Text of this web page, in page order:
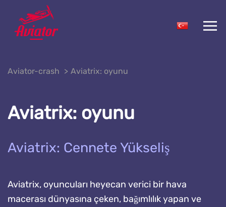
Aviator-crash Aviatrix: oyunu
Aviatrix: oyunu
Aviatrix: Cennete Yükseliş
Aviatrix, oyuncuları heyecan verici bir hava
macerası dünyasına çeken, bağımlılık yapan ve